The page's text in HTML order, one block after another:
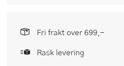
Fri frakt over 699,-
Rask levering